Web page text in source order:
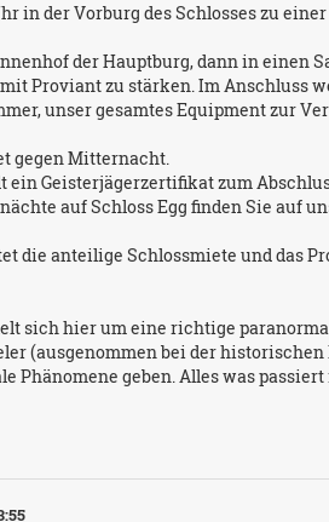
in der Vorburg des Schlosses zu
der Hauptburg, dann in einen
Proviant zu stärken. Im Anschluss
unser gesamtes Equipment zur
gegen Mitternacht.
ein Geisterjägerzertifikat zum
auf Schloss Egg finden Sie auf
die anteilige Schlossmiete und das
sich hier um eine richtige
(ausgenommen bei der
Phänomene geben. Alles was